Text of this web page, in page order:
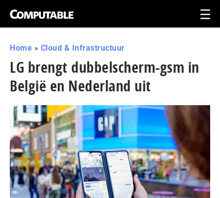
Home » Cloud & Infrastructuur
LG brengt dubbelscherm-gsm in
België en Nederland uit